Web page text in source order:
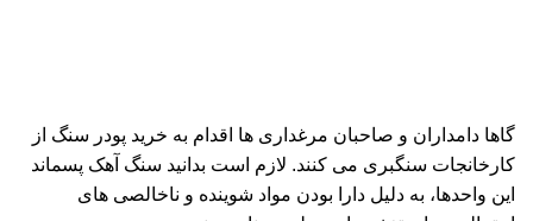
گاها دامداران و صاحبان مرغداری ها اقدام به خرید پودر سنگ از
کارخانجات سنگبری می کنند. لازم است بدانید سنگ آهک پسماند
این واحدها، به دلیل دارا بودن مواد شوینده و ناخالصی های